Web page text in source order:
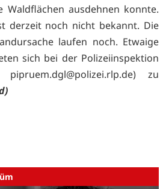
Waldflächen ausdehnen konnte.
derzeit noch nicht bekannt. Die
laufen noch. Etwaige
sich bei der Polizeiinspektion
pipruem.dgl@polizei.rlp.de) zu